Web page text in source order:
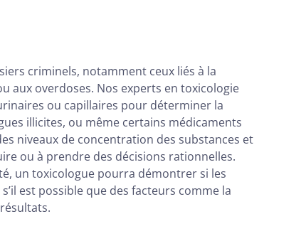
criminels, notamment ceux liés à la
aux overdoses. Nos experts en toxicologie
ou capillaires pour déterminer la
illicites, ou même certains médicaments
niveaux de concentration des substances et
ou à prendre des décisions rationnelles.
un toxicologue pourra démontrer si les
est possible que des facteurs comme la